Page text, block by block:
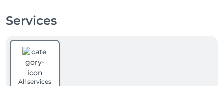
Services
All services